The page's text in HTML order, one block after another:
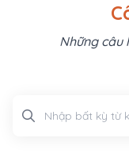
Những câu